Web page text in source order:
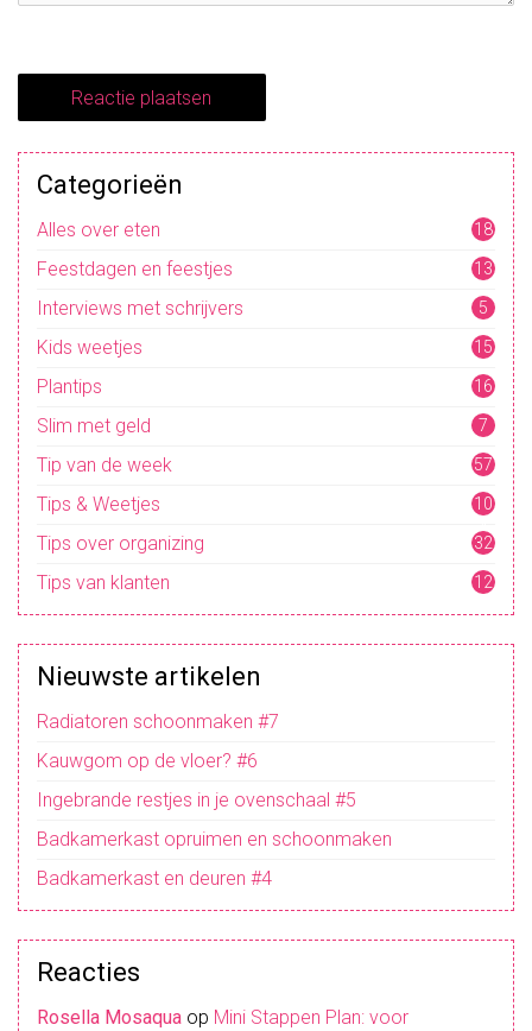
Categorieën
Alles over eten 18
Feestdagen en feestjes 13
Interviews met schrijvers 5
Kids weetjes 15
Plantips 16
Slim met geld 7
Tip van de week 57
Tips & Weetjes
10
4
Tips over organizing 32
Tips van klanten 12
Nieuwste artikelen
Radiatoren schoonmaken #7
Kauwgom op de vloer? #6
Ingebrande restjes in je ovenschaal #5
Badkamerkast opruimen en schoonmaken
Badkamerkast en deuren #4
Reacties
Rosella Mosaqua op Mini Stappen Plan: voor